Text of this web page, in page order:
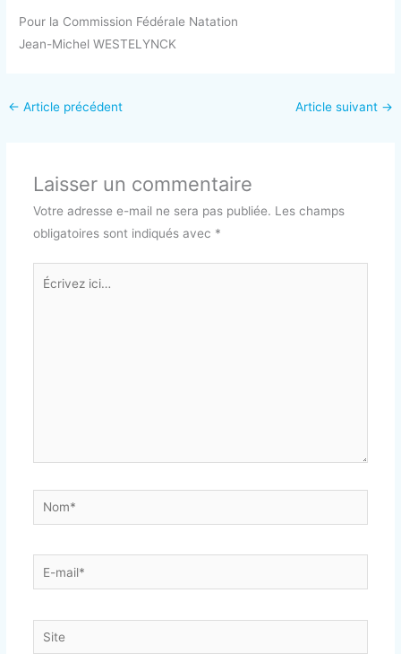
Pour la Commission Fédérale Natation
Jean-Michel WESTELYNCK
← Article précédent Article suivant →
Laisser un commentaire
Votre adresse e-mail ne sera pas publiée. Les champs
obligatoires sont indiqués avec *
Écrivez
Nom*
E-
mail*
Site